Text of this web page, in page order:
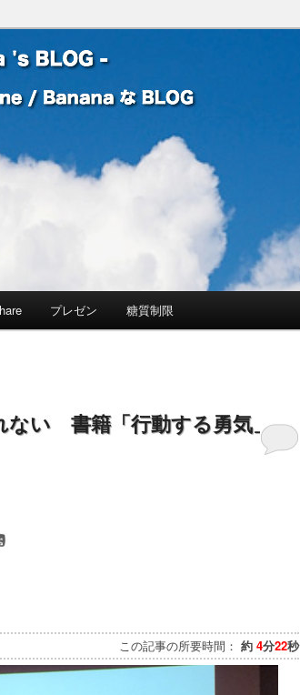
's BLOG -
プレゼン 糖質制限
ない 書籍「行動する勇気」
この記事の所要時間： 約 4分22秒